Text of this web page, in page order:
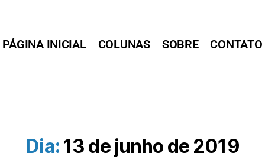
PÁGINA INICIAL COLUNAS SOBRE CONTATO
Dia: 13 de junho de 2019